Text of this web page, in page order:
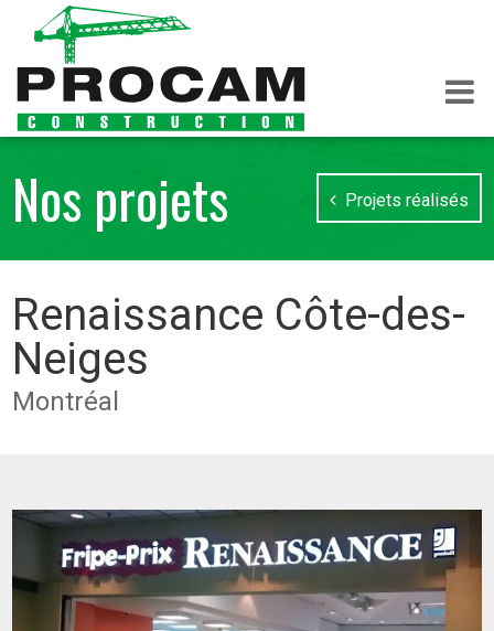
Nos projets Projets réalisés
Renaissance Côte-des-
Neiges
Montréal